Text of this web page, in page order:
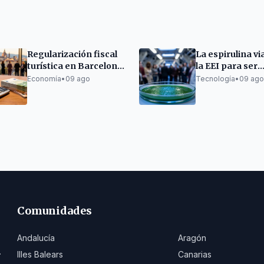
Regularización fiscal
turística en Barcelona:
835.000€ recaudados
Economía• 09 ago
La espirulina
la EEI para ser
cultivada en
Tecnología• 09 ago
Comunidades
Andalucía Aragón
Illes Balears
Canarias